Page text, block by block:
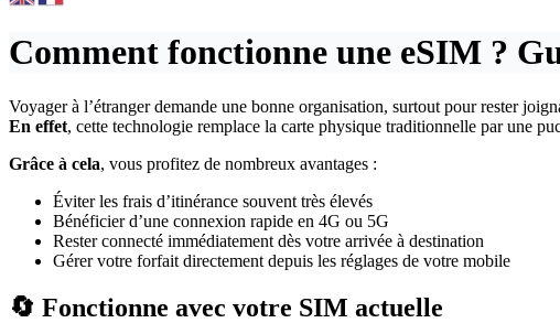
Comment fonctionne une eSIM ?
Voyager à l’étranger demande une bonne organisation, surtout pour rester
En effet, cette technologie remplace la carte physique traditionnelle par une
Grâce à cela, vous profitez de nombreux avantages :
Éviter les frais d’itinérance souvent très élevés
Bénéficier d’une connexion rapide en 4G ou 5G
Rester connecté immédiatement dès votre arrivée à destination
Gérer votre forfait directement depuis les réglages de votre mobile
🔄 Fonctionne avec votre SIM actuelle